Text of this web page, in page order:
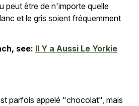
peut être de n'importe quelle
et le gris soient fréquemment
see: Il Y a Aussi Le Yorkie
parfois appelé "chocolat", mais